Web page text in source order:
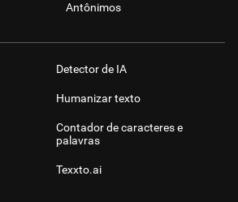
Antônimos
Detector de IA
Humanizar texto
Contador de caracteres e
palavras
Texxto.ai